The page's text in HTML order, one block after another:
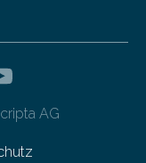
AG